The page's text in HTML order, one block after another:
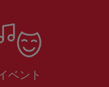
ベント